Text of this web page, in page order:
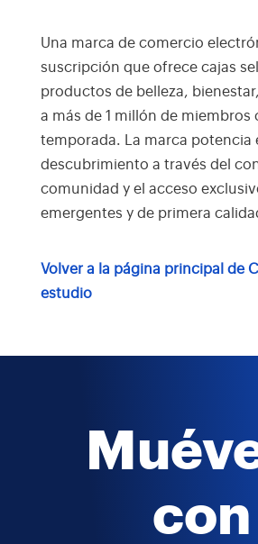
Una marca de comercio
suscripción que ofrece cajas
productos de belleza,
a más de 1 millón de miembros
temporada. La marca potencia
descubrimiento a través del
comunidad y el acceso
emergentes y de primera
Volver a la página principal de
estudio
con